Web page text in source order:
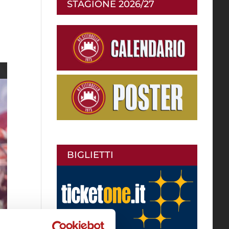
STAGIONE 2026/27
BIGLIETTI